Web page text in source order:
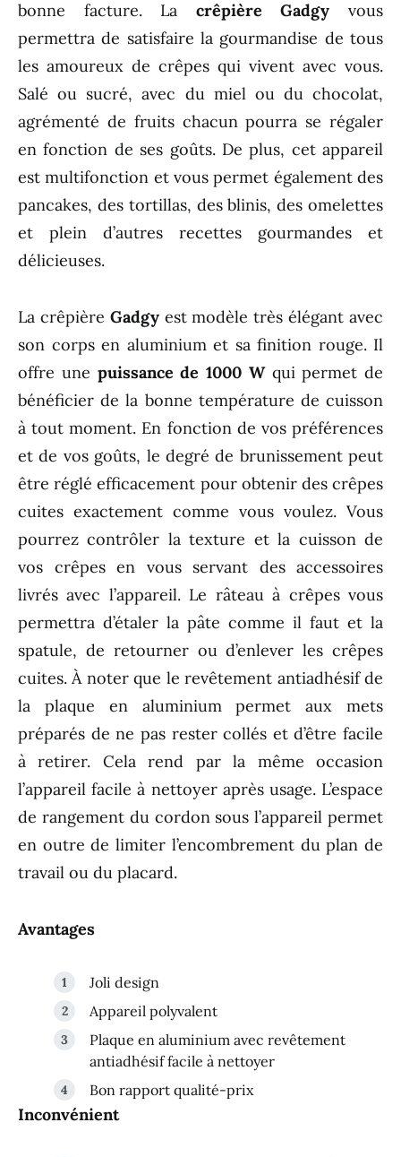
bonne facture. La crêpière Gadgy vous
permettra de satisfaire la gourmandise de tous
les amoureux de crêpes qui vivent avec vous.
Salé ou sucré, avec du miel ou du chocolat,
agrémenté de fruits chacun pourra se régaler
en fonction de ses goûts. De plus, cet appareil
est multifonction et vous permet également des
pancakes, des tortillas, des blinis, des omelettes
et plein d’autres recettes gourmandes et
délicieuses.
La crêpière Gadgyest modèle très élégant avec
son corps en aluminium et sa finition rouge. Il
offre une puissance de 1000 Wqui permet de
bénéficier de la bonne température de cuisson
à tout moment. En fonction de vos préférences
et de vos goûts, le degré de brunissement peut
être réglé efficacement pour obtenir des crêpes
cuites exactement comme vous voulez. Vous
pourrez contrôler la texture et la cuisson de
vos crêpes en vous servant des accessoires
livrés avec l’appareil. Le râteau à crêpes vous
permettra d’étaler la pâte comme il faut et la
spatule, de retourner ou d’enlever les crêpes
cuites. À noter que le revêtement antiadhésif de
la plaque en aluminium permet aux mets
préparés de ne pas rester collés et d’être facile
à retirer. Cela rend par la même occasion
l’appareil facile à nettoyer après usage. L’espace
de rangement du cordon sous l’appareil permet
en outre de limiter l’encombrement du plan de
travail ou du placard.
Avantages
Joli design
Appareil polyvalent
Plaque en aluminium avec revêtement
antiadhésif facile à nettoyer
Bon rapport qualité-prix
Inconvénient